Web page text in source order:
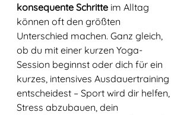
konsequente Schritte im Alltag
können oft den größten
Unterschied machen. Ganz gleich,
ob du mit einer kurzen Yoga-
Session beginnst oder dich für ein
kurzes, intensives Ausdauertraining
entscheidest – Sport wird dir helfen,
Stress abzubauen, dein